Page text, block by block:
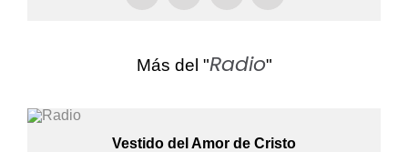
Más del "Radio"
Vestido del Amor de Cristo